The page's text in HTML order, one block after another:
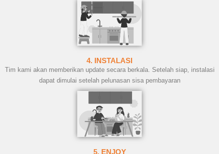
4. INSTALASI
Tim kami akan memberikan update secara berkala. Setelah siap, instalasi
dapat dimulai setelah pelunasan sisa pembayaran
5. ENJOY